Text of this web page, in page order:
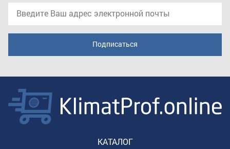
КАТАЛОГ